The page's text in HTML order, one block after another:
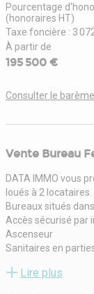
Pourcentage
(honoraires HT)
Taxe foncière : 3
À partir de
195 500 €
Consulter le
Vente Bureau
DATA IMMO vous
loués à 2
Bureaux situés
Accès sécurisé par
Ascenseur
Sanitaires en
Moquette, faux
Lire plus